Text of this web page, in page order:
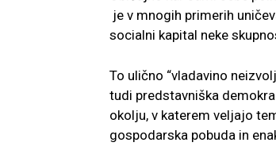
je v mnogih primerih
socialni kapital neke
To ulično “vladavino
tudi predstavniška
okolju, v katerem veljajo
gospodarska pobuda in